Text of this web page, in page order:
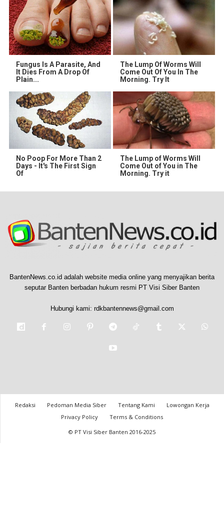
Fungus Is A Parasite, And
It Dies From A Drop Of
Plain...
The Lump Of Worms Will
Come Out Of You In The
Morning. Try It
No Poop For More Than 2
Days - It's The First Sign
Of
The Lump of Worms Will
Come Out of You in The
Morning. Try it
BantenNews.co.id adalah website media online yang menyajikan berita
seputar Banten berbadan hukum resmi PT Visi Siber Banten
Hubungi kami: rdkbantennews@gmail.com
Redaksi Pedoman Media Siber Tentang Kami
Lowongan Kerja
Privacy Policy
Terms & Conditions
© PT Visi Siber Banten 2016-2025